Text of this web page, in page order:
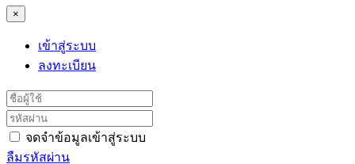
×
เข้าสู่ระบบ
ลงทะเบียน
จดจำข้อมูลเข้าสู่ระบบ
ลืมรหัสผ่าน